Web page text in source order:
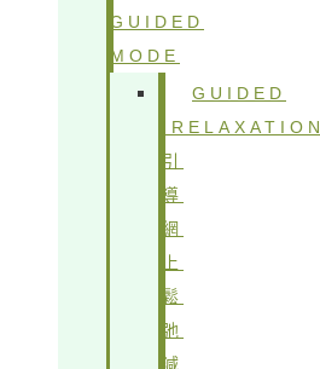
GUIDED
MODE
GUIDED
IRELAXATION
引
導
網
上
鬆
弛
減